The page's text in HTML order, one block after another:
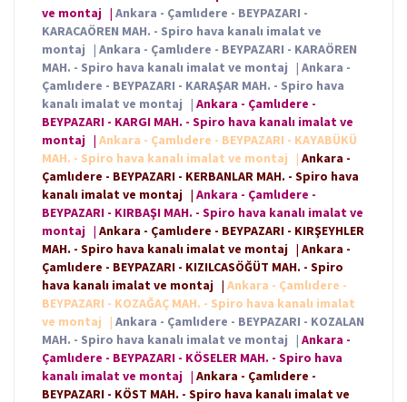
ve montaj | Ankara - Çamlıdere - BEYPAZARI -
KARACAÖREN MAH. - Spiro hava kanalı imalat ve
montaj | Ankara - Çamlıdere - BEYPAZARI - KARAÖREN
MAH. - Spiro hava kanalı imalat ve montaj | Ankara -
Çamlıdere - BEYPAZARI - KARAŞAR MAH. - Spiro hava
kanalı imalat ve montaj | Ankara - Çamlıdere -
BEYPAZARI - KARGI MAH. - Spiro hava kanalı imalat ve
montaj | Ankara - Çamlıdere - BEYPAZARI - KAYABÜKÜ
MAH. - Spiro hava kanalı imalat ve montaj
| Ankara -
Çamlıdere - BEYPAZARI - KERBANLAR MAH. - Spiro hava
kanalı imalat ve montaj | Ankara - Çamlıdere -
BEYPAZARI - KIRBAŞI MAH. - Spiro hava kanalı imalat ve
montaj | Ankara - Çamlıdere - BEYPAZARI - KIRŞEYHLER
MAH. - Spiro hava kanalı imalat ve montaj | Ankara -
Çamlıdere - BEYPAZARI - KIZILCASÖĞÜT MAH. - Spiro
hava kanalı imalat ve montaj | Ankara - Çamlıdere -
BEYPAZARI - KOZAĞAÇ MAH. - Spiro hava kanalı imalat
ve montaj
| Ankara - Çamlıdere - BEYPAZARI - KOZALAN
MAH. - Spiro hava kanalı imalat ve montaj | Ankara -
Çamlıdere - BEYPAZARI - KÖSELER MAH. - Spiro hava
kanalı imalat ve montaj | Ankara - Çamlıdere -
BEYPAZARI - KÖST MAH. - Spiro hava kanalı imalat ve